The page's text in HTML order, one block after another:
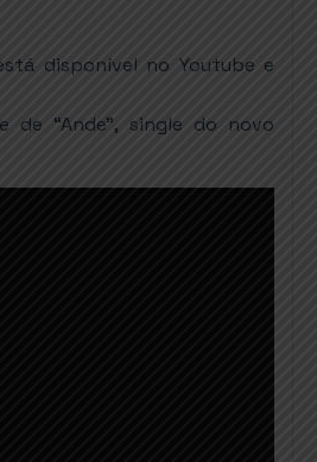
disponível no Youtube e
de “Ande”, single do novo